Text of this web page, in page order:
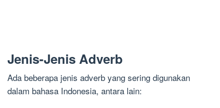
Jenis-Jenis Adverb
Ada beberapa jenis adverb yang sering digunakan
dalam bahasa Indonesia, antara lain: